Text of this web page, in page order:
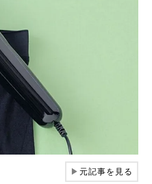
▶元記事を見る